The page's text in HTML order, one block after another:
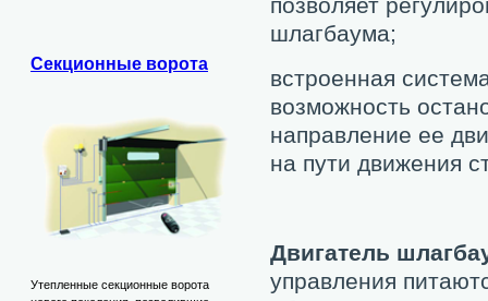
Секционные ворота
Утепленные секционные ворота
шлагбаума;
встроенная
возможность
направление ее
на пути движения
Двигатель
управления